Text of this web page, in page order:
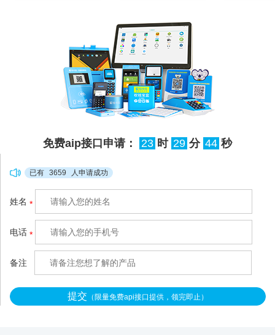
很多联营场景里都遇到过多
账户资金混收的难题：一笔
订单的收款账户同时绑定了
3个以上分润方，所有资金
先全部归集到一起，事后根
本分不清哪部分属于谁，人
很容易出现分错、漏分的情
卡拉空中分账
轻量化适配，不用复杂的系
统改造，3秒就能把混在一
免费aip接口申请： 23 时 29 分 43 秒
已有 3659 人申请成功
姓名 *
电话 *
备注
提交 （限量免费api接口提供，领完即止）